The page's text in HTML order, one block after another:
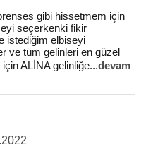
gibi hissetmem için
seçerkenki fikir
istediğim elbiseyi
ve tüm gelinleri en güzel
ALİNA gelinliğe...devam